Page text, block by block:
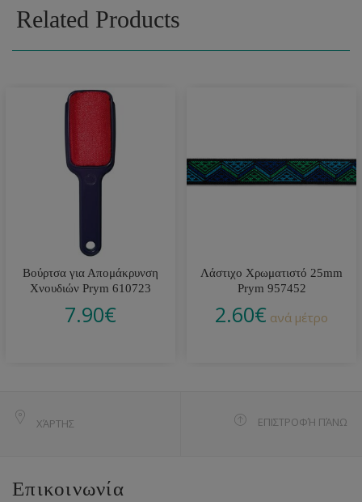
Related Products
Βούρτσα για Απομάκρυνση
Χνουδιών Prym 610723
7.90€
Λάστιχο Χρωματιστό 25mm
Prym 957452
2.60€ ανά μέτρο
ΧΆΡΤΗΣ ΕΠΙΣΤΡΟΦΉ ΠΆΝΩ
Επικοινωνία